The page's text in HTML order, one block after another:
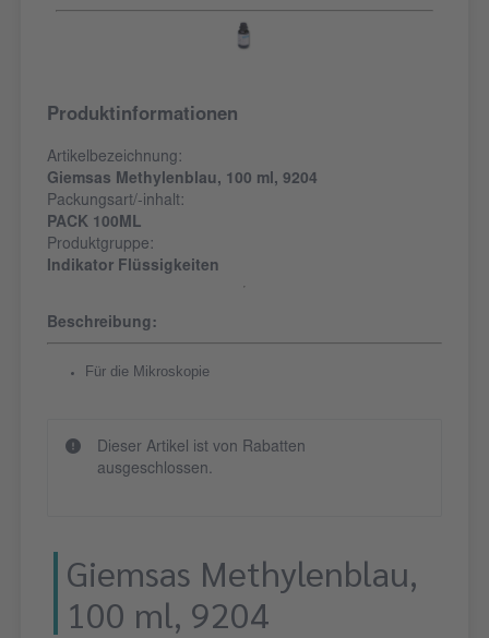
Produktinformationen
Artikelbezeichnung:
Giemsas Methylenblau, 100 ml, 9204
Packungsart/-inhalt:
PACK 100ML
Produktgruppe:
Indikator Flüssigkeiten
Beschreibung:
Für die Mikroskopie
Dieser Artikel ist von Rabatten
ausgeschlossen.
Giemsas Methylenblau,
100 ml, 9204